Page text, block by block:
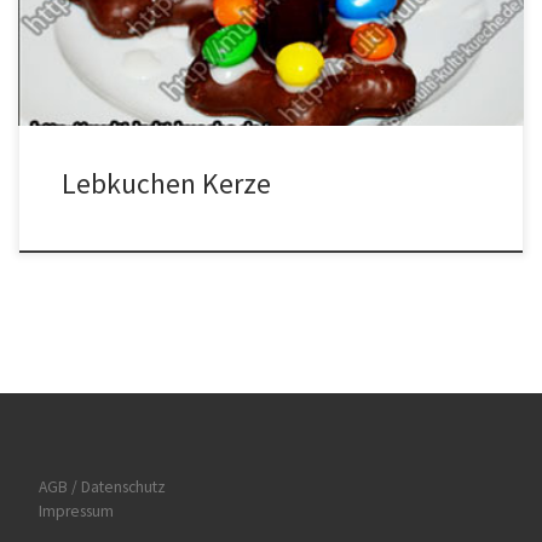
Puderzucker Mix geben und die Mandel mit der Spitze nach oben
darauf […]
Lebkuchen Kerze
AGB / Datenschutz
Impressum